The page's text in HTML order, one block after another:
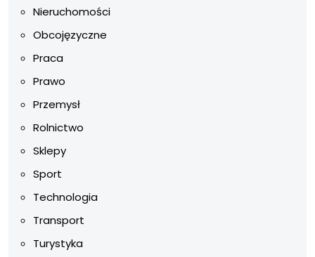
Nieruchomości
Obcojęzyczne
Praca
Prawo
Przemysł
Rolnictwo
Sklepy
Sport
Technologia
Transport
Turystyka